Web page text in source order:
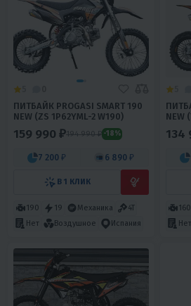
ПИТБАЙК PROGASI SMART 190
NEW (ZS 1P62YML-2 W190)
159 990 ₽194 990 ₽ -18%
7 200 ₽ 6 890 ₽
В 1 КЛИК
190 19 Механика
4T
Нет
Воздушное Испания
NEW
134
160
Нет